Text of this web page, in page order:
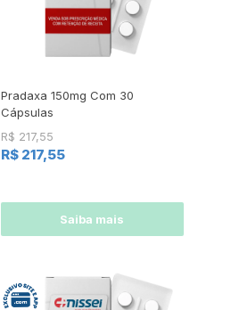
Pradaxa 150mg Com 30
Cápsulas
R$ 217,55
R$ 217,55
Saiba mais